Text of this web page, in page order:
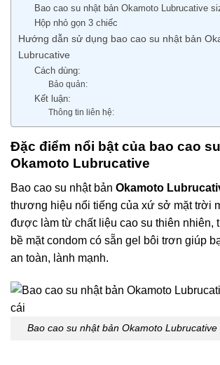
Bao cao su nhật bản Okamoto Lubrucative
Hộp nhỏ gọn 3 chiếc
Hướng dẫn sử dụng bao cao su nhật bản
Lubrucative
Cách dùng:
Bảo quản:
Kết luận:
Thông tin liên hệ:
Đặc điểm nổi bật của bao cao
Okamoto Lubrucative
Bao cao su nhật bản Okamoto
thương hiệu nổi tiếng của xứ sở mặt trời
được làm từ chất liệu cao su thiên nhiên,
bề mặt condom có sẵn gel bôi trơn giúp
an toàn, lành mạnh.
Bao cao su nhật bản Okamoto